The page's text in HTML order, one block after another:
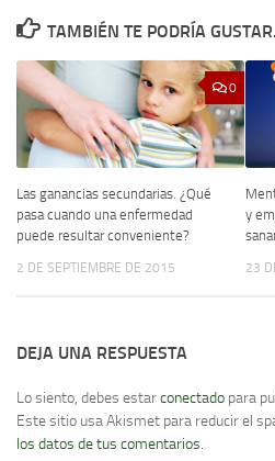
TAMBIÉN TE PODRÍA
0
Las ganancias secundarias. ¿Qué
pasa cuando una enfermedad
puede resultar conveniente?
2 DE SEPTIEMBRE DE 2015
y
23
DEJA UNA RESPUESTA
Lo siento, debes estarconectado para
Este sitio usa Akismet para reducir el
los datos de tus comentarios.